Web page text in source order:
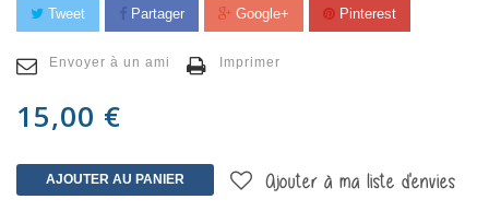
Tweet Partager Google+ Pinterest
Envoyer à un ami Imprimer
15,00 €
AJOUTER AU PANIER Ajouter à ma liste d'envies